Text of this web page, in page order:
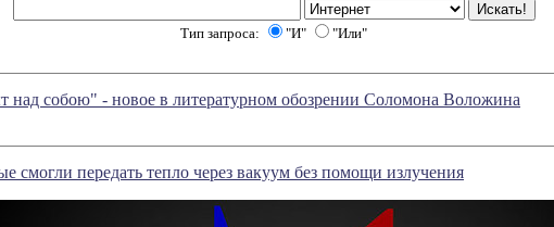
Тип запроса: "И" "Или"
над собою" - новое в литературном обозрении Соломона Воложина
смогли передать тепло через вакуум без помощи излучения